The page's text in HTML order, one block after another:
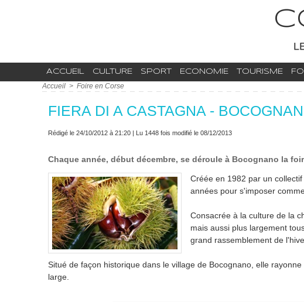
ACCUEIL CULTURE SPORT ECONOMIE TOURISME
Accueil > Foire en Corse
FIERA DI A CASTAGNA -
Rédigé le 24/10/2012 à 21:20 | Lu 1448 fois modifié le 08/12/2013
Chaque année, début décembre, se déroule à Bocognano la
Créée en 1982 par un
années pour s'imposer
Consacrée à la culture de la
mais aussi plus largement
grand rassemblement de
Situé de façon historique dans le village de Bocognano, elle
large.